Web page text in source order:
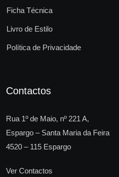
Ficha Técnica
Livro de Estilo
Política de Privacidade
Contactos
Rua 1º de Maio, nº 221 A,
Espargo – Santa Maria da Feira
4520 – 115 Espargo
Ver Contactos